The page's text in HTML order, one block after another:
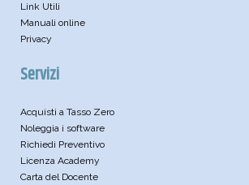
Link Utili
Manuali online
Privacy
Servizi
Acquisti a Tasso Zero
Noleggia i software
Richiedi Preventivo
Licenza Academy
Carta del Docente